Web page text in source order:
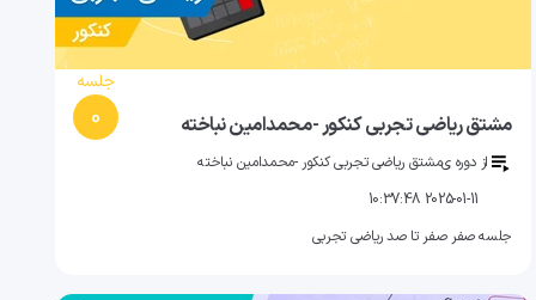
جلسه
0 مشتق ریاضی تجربی کنکور -محمدامین نباخته
از دوره یمشتق ریاضی تجربی کنکور -محمدامین نباخته
2025-01-11 10:37:48
جلسه صفر صفر تا صد ریاضی تجربی